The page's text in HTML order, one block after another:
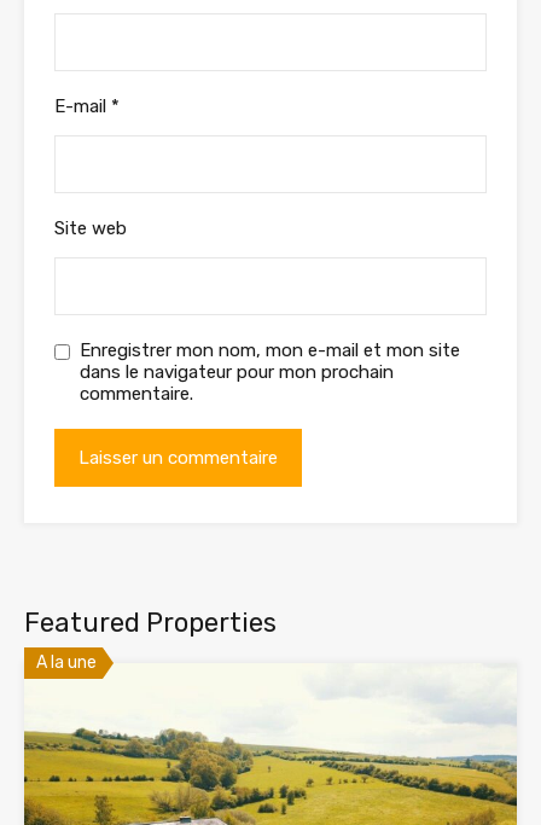
E-mail *
Site web
Enregistrer mon nom, mon e-mail et mon site
dans le navigateur pour mon prochain
commentaire.
Featured Properties
A la une